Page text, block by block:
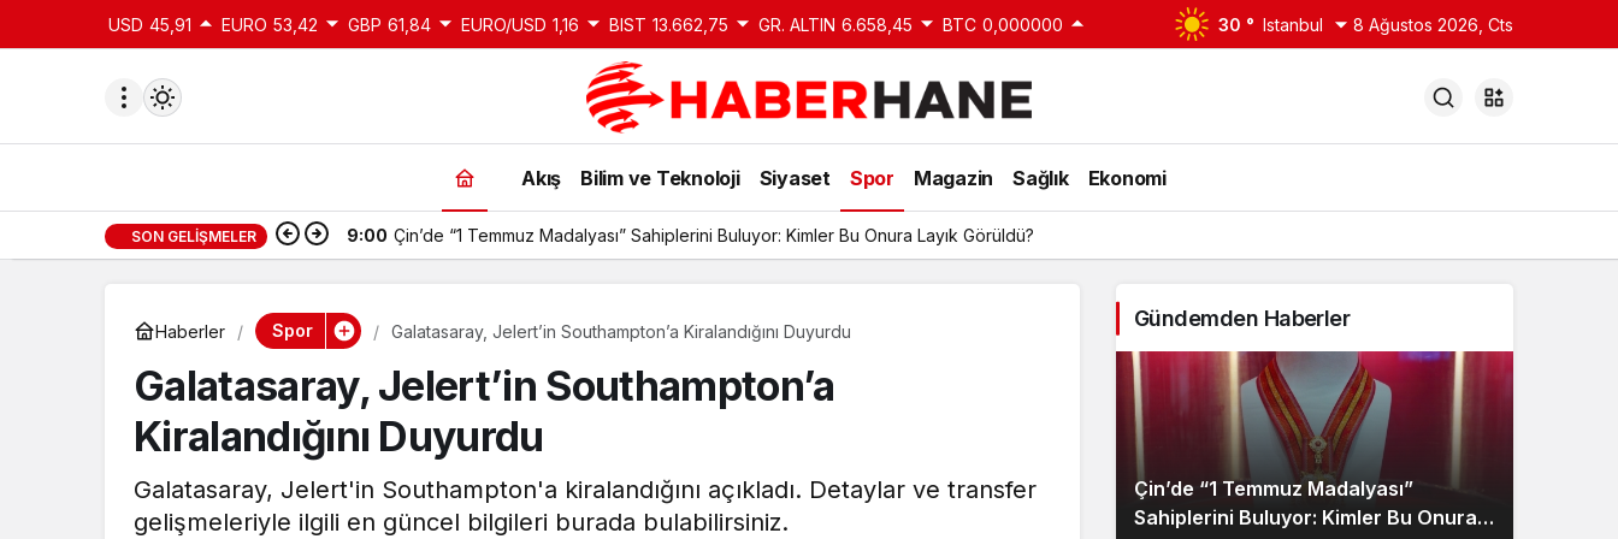
USD 45,91 EURO 53,42 GBP 61,84 EURO/USD 1,16 BIST 13.662,75 GR. ALTIN 6.658,45 BTC 0,000000 30 ° Istanbul 8 Ağustos 2026, Cts
Akış Bilim ve Teknoloji Siyaset Spor Magazin Sağlık Ekonomi
SON GELIŞMELER 9:00 Çin’de “1 Temmuz Madalyası” Sahiplerini Buluyor: Kimler Bu Onura Layık Görüldü?
Haberler Spor Galatasaray, Jelert’in Southampton’a Kiralandığını Duyurdu
Galatasaray, Jelert’in Southampton’a
Kiralandığını Duyurdu
Galatasaray, Jelert'in Southampton'a kiralandığını açıkladı. Detaylar ve transfer
gelişmeleriyle ilgili en güncel bilgileri burada bulabilirsiniz.
Gündemden Haberler
Çin’de “1 Temmuz Madalyası”
Sahiplerini Buluyor: Kimler Bu Onura